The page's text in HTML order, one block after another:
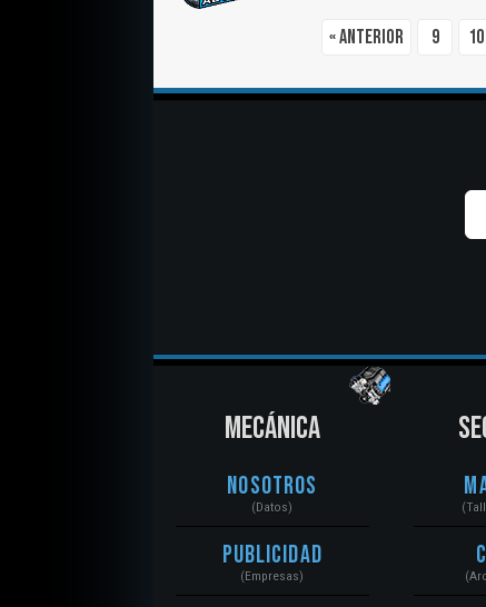
« Anterior 9 10
MECÁNICA
Nosotros
(Datos)
Publicidad
(Empresas)